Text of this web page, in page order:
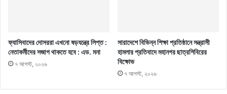
ফ্যাসিবাদের দোসররা এখনো ষড়যন্ত্রে লিপ্ত :
নেতাকর্মীদের সজাগ থাকতে হবে : এড. মনা
৭ আগস্ট, ২০২৬
সারাদেশে বিভিন্ন শিক্ষা প্রতিষ্ঠানে সন্ত্রাসী
হামলার প্রতিবাদে মহানগর ছাত্রশিবিরের
বিক্ষোভ
৭ আগস্ট, ২০২৬